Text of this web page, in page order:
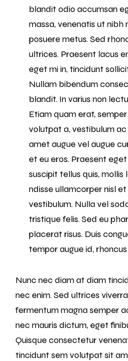
blandit odio accumsan
massa, venenatis ut nibh
posuere metus. Sed
ultrices. Praesent lacus
eget mi in, tincidunt
Nullam bibendum
blandit. In varius non
Etiam quam erat,
volutpat a, vestibulum ac
amet augue vel augue
et eu eros. Praesent
suscipit tellus quis, mollis
ndisse ullamcorper nisl
vestibulum. Nulla vel
tristique felis. Sed eu
placerat risus. Duis
tempor augue id,
Nunc nec diam at diam
nec enim. Sed ultrices
fermentum magna semper
nec mauris dictum, eget
Quisque consectetur
tincidunt sem volutpat sit